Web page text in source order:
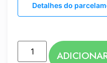
Detalhes do